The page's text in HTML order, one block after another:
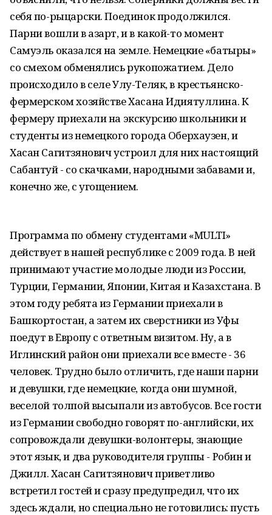
себя по-рыцарски. Поединок продолжился.
Парни вошли в азарт, и в какой-то момент
Самуэль оказался на земле. Немецкие «батыры»
со смехом обменялись рукопожатием. Дело
происходило в селе Улу-Теляк, в крестьянско-
фермерском хозяйстве Хасана Идиятуллина. К
фермеру приехали на экскурсию школьники и
студенты из немецкого города Оберхаузен, и
Хасан Сагитзянович устроил для них настоящий
Сабантуй - со скачками, народными забавами и,
конечно же, с угощением.
Программа по обмену студентами «MULTI»
действует в нашей республике с 2009 года. В ней
принимают участие молодые люди из России,
Турции, Германии, Японии, Китая и Казахстана. В
этом году ребята из Германии приехали в
Башкортостан, а затем их сверстники из Уфы
поедут в Европу с ответным визитом. Ну, а в
Иглинский район они приехали все вместе - 36
человек. Трудно было отличить, где наши парни
и девушки, где немецкие, когда они шумной,
веселой толпой высыпали из автобусов. Все гости
из Германии свободно говорят по-английски, их
сопровождали девушки-волонтеры, знающие
этот язык, и два руководителя группы - Робин и
Джилл. Хасан Сагитзянович приветливо
встретил гостей и сразу предупредил, что их
здесь ждали, но специально не готовились: пусть